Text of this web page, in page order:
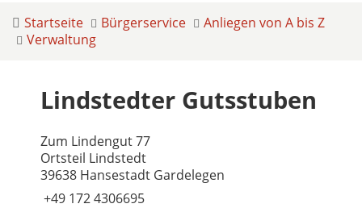
Startseite Bürgerservice
Anliegen von A bis Z
Verwaltung
Lindstedter Gutsstuben
Zum Lindengut 77
Ortsteil Lindstedt
39638 Hansestadt Gardelegen
+49 172 4306695